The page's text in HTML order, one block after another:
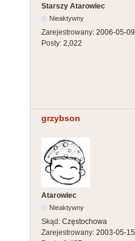
Starszy Atarowiec
Nieaktywny
Zarejestrowany: 2006-05-09
Posty: 2,022
grzybson
Atarowiec
Nieaktywny
Skąd: Częstochowa
Zarejestrowany: 2003-05-15